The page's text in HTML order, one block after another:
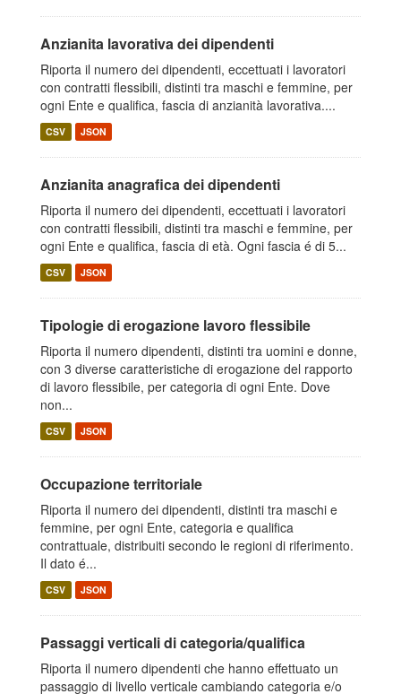
Anzianita lavorativa dei dipendenti
Riporta il numero dei dipendenti, eccettuati i lavoratori
con contratti flessibili, distinti tra maschi e femmine, per
ogni Ente e qualifica, fascia di anzianità lavorativa....
CSV JSON
Anzianita anagrafica dei dipendenti
Riporta il numero dei dipendenti, eccettuati i lavoratori
con contratti flessibili, distinti tra maschi e femmine, per
ogni Ente e qualifica, fascia di età. Ogni fascia é di 5...
CSV JSON
Tipologie di erogazione lavoro flessibile
Riporta il numero dipendenti, distinti tra uomini e donne,
con 3 diverse caratteristiche di erogazione del rapporto
di lavoro flessibile, per categoria di ogni Ente. Dove
non...
CSV JSON
Occupazione territoriale
Riporta il numero dei dipendenti, distinti tra maschi e
femmine, per ogni Ente, categoria e qualifica
contrattuale, distribuiti secondo le regioni di riferimento.
Il dato é...
CSV JSON
Passaggi verticali di categoria/qualifica
Riporta il numero dipendenti che hanno effettuato un
passaggio di livello verticale cambiando categoria e/o